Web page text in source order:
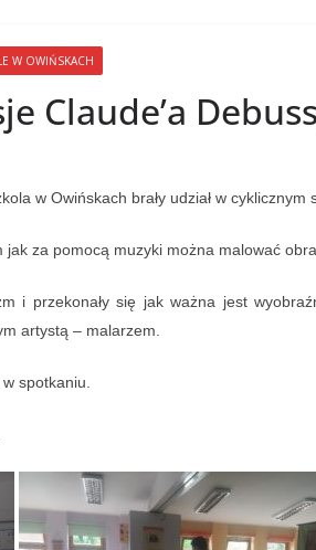
W OWIŃSKACH
Claude’a
w Owińskach brały udział w cyklicznym
za pomocą muzyki można malować
i przekonały się jak ważna jest
artystą – malarzem.
spotkaniu.